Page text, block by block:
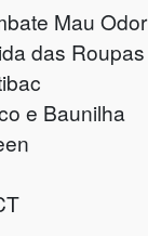
Mau Odor
das Roupas
e Baunilha